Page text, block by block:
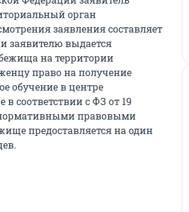
орган
заявления составляет
заявителю выдается
на территории
право на получение
обучение в центре
соответствии с ФЗ от 19
нормативными правовыми
предоставляется на один